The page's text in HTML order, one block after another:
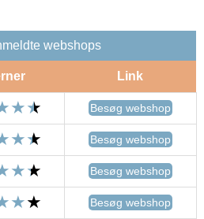
webshops
Link
Besøg webshop
Besøg webshop
Besøg webshop
Besøg webshop